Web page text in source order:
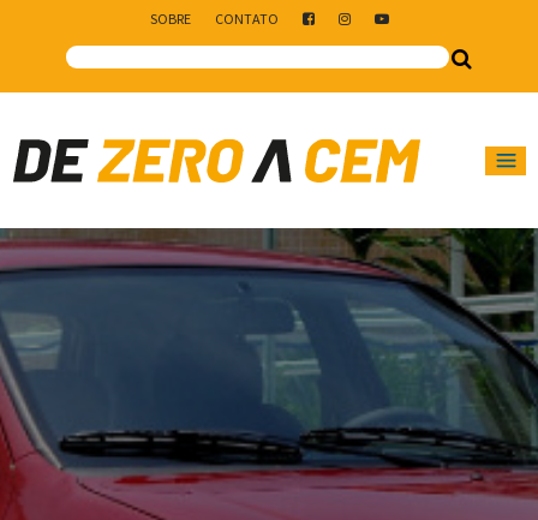
SOBRE CONTATO
Main Navigation